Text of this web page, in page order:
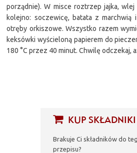
KUP SKŁADNIKI
Brakuje Ci składników do
przepisu?
porządnie). W misce roztrzep jajka, wlej
kolejno: soczewicę, batata z marchwią
otręby orkiszowe. Wszystko razem
keksówki wyścieloną papierem do
180 °C przez 40 minut. Chwilę odczekaj,